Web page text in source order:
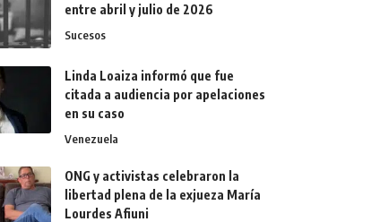
entre abril y julio de 2026
Sucesos
Linda Loaiza informó que fue
citada a audiencia por apelaciones
en su caso
Venezuela
ONG y activistas celebraron la
libertad plena de la exjueza María
Lourdes Afiuni